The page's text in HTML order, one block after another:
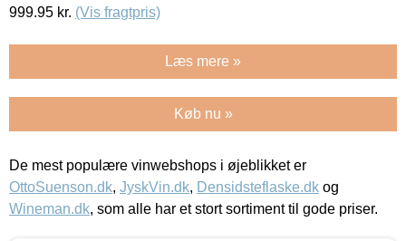
999.95 kr. (Vis fragtpris)
Læs mere »
Køb nu »
De mest populære vinwebshops i øjeblikket er
OttoSuenson.dk, JyskVin.dk, Densidsteflaske.dk og
Wineman.dk, som alle har et stort sortiment til gode priser.